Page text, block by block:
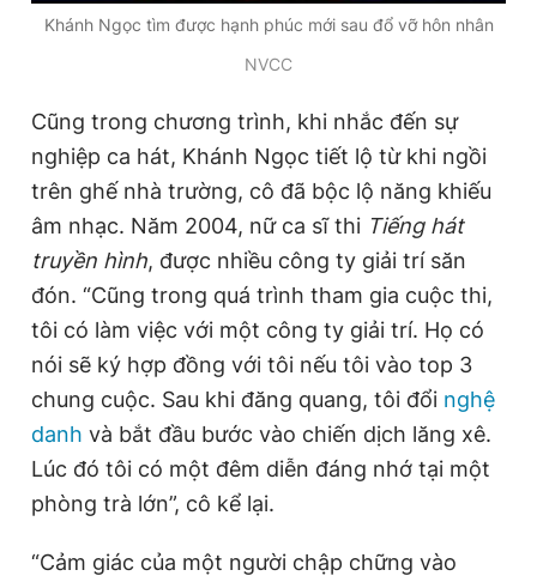
Khánh Ngọc tìm được hạnh phúc mới sau đổ vỡ hôn nhân
NVCC
Cũng trong chương trình, khi nhắc đến sự
nghiệp ca hát, Khánh Ngọc tiết lộ từ khi ngồi
trên ghế nhà trường, cô đã bộc lộ năng khiếu
âm nhạc. Năm 2004, nữ ca sĩ thi Tiếng hát
truyền hình, được nhiều công ty giải trí săn
đón. “Cũng trong quá trình tham gia cuộc thi,
tôi có làm việc với một công ty giải trí. Họ có
nói sẽ ký hợp đồng với tôi nếu tôi vào top 3
chung cuộc. Sau khi đăng quang, tôi đổi nghệ
danh và bắt đầu bước vào chiến dịch lăng xê.
Lúc đó tôi có một đêm diễn đáng nhớ tại một
phòng trà lớn”, cô kể lại.
“Cảm giác của một người chập chững vào